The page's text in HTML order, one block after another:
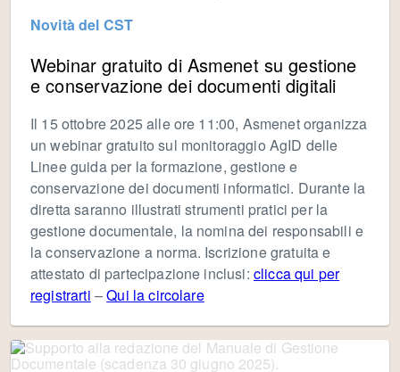
Novità del CST
Webinar gratuito di Asmenet su gestione
e conservazione dei documenti digitali
Il 15 ottobre 2025 alle ore 11:00, Asmenet organizza
un webinar gratuito sul monitoraggio AgID delle
Linee guida per la formazione, gestione e
conservazione dei documenti informatici. Durante la
diretta saranno illustrati strumenti pratici per la
gestione documentale, la nomina dei responsabili e
la conservazione a norma. Iscrizione gratuita e
attestato di partecipazione inclusi: clicca qui per
registrarti –Qui la circolare